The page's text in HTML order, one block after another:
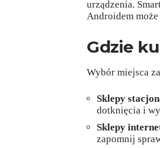
urządzenia.
Androidem
Gdzie
Wybór miejsca
Sklepy
dotknięcia i
Sklepy
zapomnij